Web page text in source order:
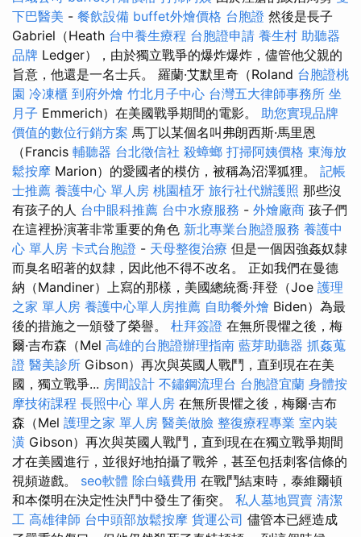
下巴醫美 - 餐飲設備 buffet外燴價格 台胞證 然後是長子
Gabriel（Heath 台中養生療程 台胞證申請 養生村 助聽器
品牌 Ledger），由於獨立戰爭的爆炸爆炸，儘管他父親的
旨意，他還是一名士兵。 羅蘭·艾默里奇（Roland 台胞證桃
園 冷凍櫃 到府外燴 竹北月子中心 台灣五大律師事務所 坐
月子 Emmerich）在美國戰爭期間的電影。 助您實現品牌
價值的數位行銷方案 馬丁以某個名叫弗朗西斯·馬里恩
（Francis 輔聽器 台北徵信社 殺蟑螂 打掃阿姨價格 東海放
鬆按摩 Marion）的愛國者的模仿，被稱為沼澤狐狸。 記帳
士推薦 養護中心 單人房 桃園植牙 旅行社代辦護照 那些沒
有孩子的人 台中眼科推薦 台中水療服務 - 外燴廠商 孩子們
在這裡扮演著非常重要的角色 新北專業台胞證服務 養護中
心 單人房 卡式台胞證 - 天母整復治療 但是一個因強姦奴隸
而臭名昭著的奴隸，因此他不得不改名。 正如我們在曼德
納（Mandiner）上寫的那樣，美國總統喬·拜登（Joe 護理
之家 單人房 養護中心單人房推薦 自助餐外燴 Biden）為最
後的措施之一頒發了榮譽。 杜拜簽證 在無所畏懼之後，梅
爾·吉布森（Mel 高雄的台胞證辦理指南 藍芽助聽器 抓姦蒐
證 醫美診所 Gibson）再次與英國人戰鬥，直到現在在美
國，獨立戰爭... 房間設計 不鏽鋼流理台 台胞證宜蘭 身體按
摩技術課程 長照中心 單人房 在無所畏懼之後，梅爾·吉布
森（Mel 護理之家 單人房 醫美做臉 整復療程專業 室內裝
潢 Gibson）再次與英國人戰鬥，直到現在在獨立戰爭期間
才在美國進行，並很好地拍攝了戰斧，甚至包括刺客信條的
視頻遊戲。 seo軟體 除白蟻費用 在戰鬥結束時，泰維爾頓
和本傑明在決定性決鬥中發生了衝突。 私人墓地買賣 清潔
工 高雄律師 台中頭部放鬆按摩 貨運公司 儘管本已經造成